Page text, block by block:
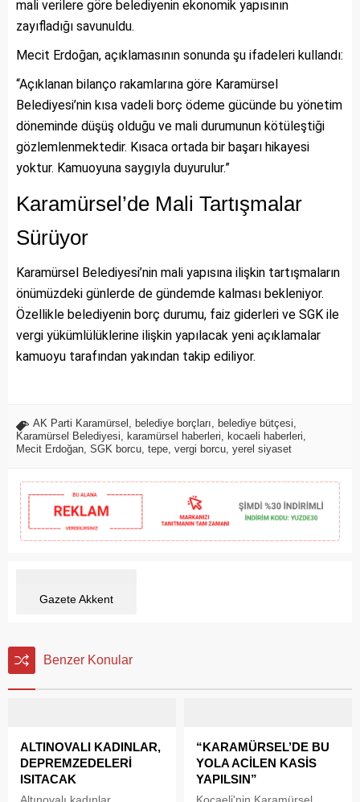
mali verilere göre belediyenin ekonomik yapısının
zayıfladığı savunuldu.
Mecit Erdoğan, açıklamasının sonunda şu ifadeleri kullandı:
“Açıklanan bilanço rakamlarına göre Karamürsel
Belediyesi’nin kısa vadeli borç ödeme gücünde bu yönetim
döneminde düşüş olduğu ve mali durumunun kötüleştiği
gözlemlenmektedir. Kısaca ortada bir başarı hikayesi
yoktur. Kamuoyuna saygıyla duyurulur.”
Karamürsel’de Mali Tartışmalar
Sürüyor
Karamürsel Belediyesi’nin mali yapısına ilişkin tartışmaların
önümüzdeki günlerde de gündemde kalması bekleniyor.
Özellikle belediyenin borç durumu, faiz giderleri ve SGK ile
vergi yükümlülüklerine ilişkin yapılacak yeni açıklamalar
kamuoyu tarafından yakından takip ediliyor.
AK Parti Karamürsel , belediye borçları, belediye bütçesi,
Karamürsel Belediyesi, karamürsel haberleri, kocaeli haberleri,
Mecit Erdoğan, SGK borcu, tepe, vergi borcu, yerel siyaset
Gazete Akkent
Benzer Konular
ALTINOVALI KADINLAR,
DEPREMZEDELERİ
ISITACAK
Altınovalı kadınlar,
“KARAMÜRSEL’DE BU
YOLA ACİLEN KASİS
YAPILSIN”
Kocaeli'nin Karamürsel